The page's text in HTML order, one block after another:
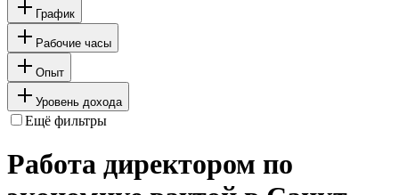
График
Рабочие часы
Опыт
Уровень дохода
Ещё фильтры
Работа директором по